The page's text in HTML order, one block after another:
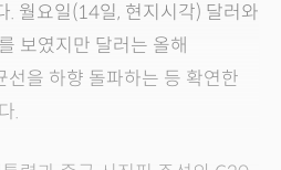
. 월요일(14일, 현지시각) 달러와
보였지만 달러는 올해
을 하향 돌파하는 등 확연한
.